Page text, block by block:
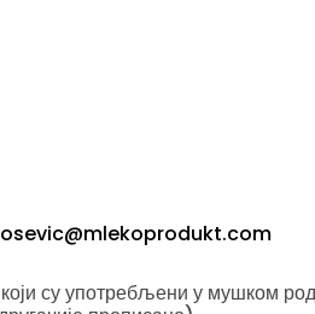
су употребљени у мушком